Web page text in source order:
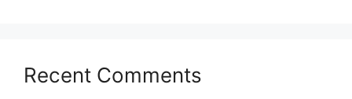
Recent Comments